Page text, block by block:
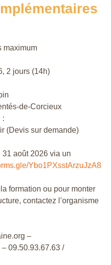
maximum
2 jours (14h)
de-Corcieux
:
(Devis sur demande)
31 août 2026 via un
Ybo1PXsstArzuJzA8
formation ou pour monter
contactez l’organisme
–
09.50.93.67.63 /